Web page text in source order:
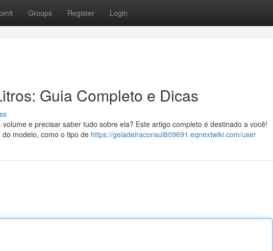
Groups Register Login
Guia Completo e Dicas
e precisar saber tudo sobre ela? Este artigo completo é destinado a você!
modelo, como o tipo de https://geladeiraconsul809691.eqnextwiki.com/user